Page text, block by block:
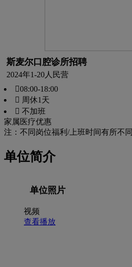
斯麦尔口腔诊所招聘
2024年1-20人 民营
08:00-18:00
 周休1天
 不加班
家属医疗优惠
注：不同岗位福利/上班时间有所不同
单位简介
单位照片
视频
查看播放